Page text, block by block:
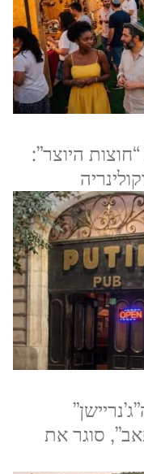
לפסטיבל “חוצות היוצר”:
סוגר את